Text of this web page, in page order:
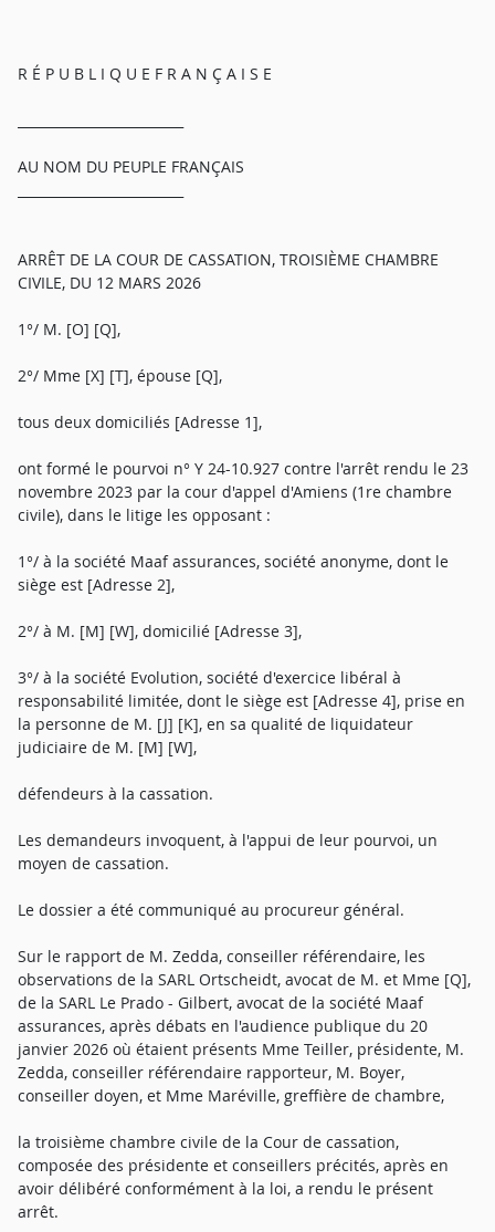
R É P U B L I Q U E F R A N Ç A I S E
AU NOM DU PEUPLE FRANÇAIS
ARRÊT DE LA COUR DE CASSATION, TROISIÈME CHAMBRE
CIVILE, DU 12 MARS 2026
1°/ M. [O] [Q],
2°/ Mme [X] [T], épouse [Q],
tous deux domiciliés [Adresse 1],
ont formé le pourvoi n° Y 24-10.927 contre l'arrêt rendu le 23
novembre 2023 par la cour d'appel d'Amiens (1re chambre
civile), dans le litige les opposant :
1°/ à la société Maaf assurances, société anonyme, dont le
siège est [Adresse 2],
2°/ à M. [M] [W], domicilié [Adresse 3],
3°/ à la société Evolution, société d'exercice libéral à
responsabilité limitée, dont le siège est [Adresse 4], prise en
la personne de M. [J] [K], en sa qualité de liquidateur
judiciaire de M. [M] [W],
défendeurs à la cassation.
Les demandeurs invoquent, à l'appui de leur pourvoi, un
moyen de cassation.
Le dossier a été communiqué au procureur général.
Sur le rapport de M. Zedda, conseiller référendaire, les
observations de la SARL Ortscheidt, avocat de M. et Mme [Q],
de la SARL Le Prado - Gilbert, avocat de la société Maaf
assurances, après débats en l'audience publique du 20
janvier 2026 où étaient présents Mme Teiller, présidente, M.
Zedda, conseiller référendaire rapporteur, M. Boyer,
conseiller doyen, et Mme Maréville, greffière de chambre,
la troisième chambre civile de la Cour de cassation,
composée des présidente et conseillers précités, après en
avoir délibéré conformément à la loi, a rendu le présent
arrêt.